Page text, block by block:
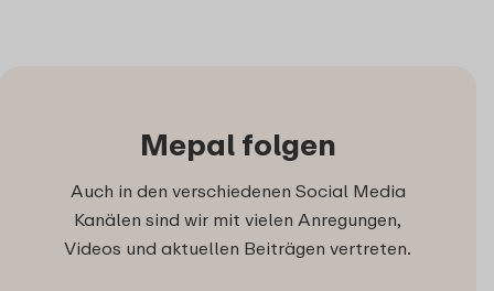
Mepal folgen
Auch in den verschiedenen Social Media
Kanälen sind wir mit vielen Anregungen,
Videos und aktuellen Beiträgen vertreten.